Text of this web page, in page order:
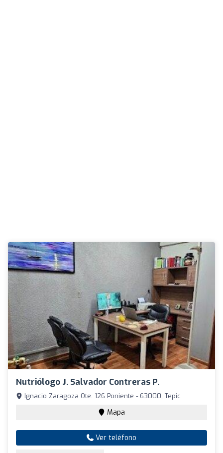
Nutriólogo J. Salvador Contreras P.
Ignacio Zaragoza Ote. 126 Poniente - 63000, Tepic
Mapa
Ver teléfono